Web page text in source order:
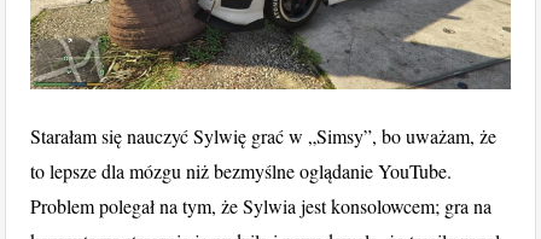
Starałam się nauczyć Sylwię grać w „Simsy”, bo uważam, że
to lepsze dla mózgu niż bezmyślne oglądanie YouTube.
Problem polegał na tym, że Sylwia jest konsolowcem; gra na